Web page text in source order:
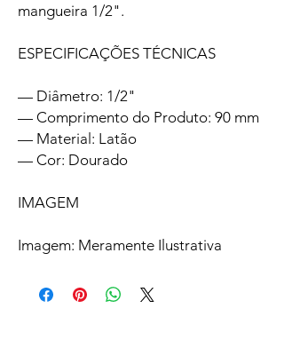
mangueira 1/2".
ESPECIFICAÇÕES TÉCNICAS
— Diâmetro: 1/2"
— Comprimento do Produto: 90 mm
— Material: Latão
— Cor: Dourado
IMAGEM
Imagem: Meramente Ilustrativa